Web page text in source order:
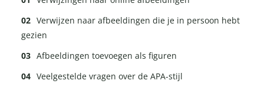
Verwijzen naar afbeeldingen die je in persoon hebt
gezien
Afbeeldingen toevoegen als figuren
Veelgestelde vragen over de APA-stijl